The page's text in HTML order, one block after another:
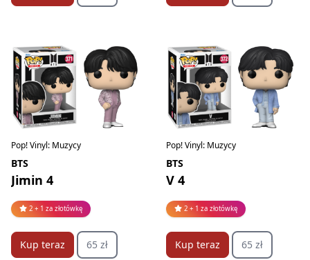
Pop! Vinyl: Muzycy
BTS
Jimin 4
2 + 1 za złotówkę
Kup teraz 65 zł
Pop! Vinyl: Muzycy
BTS
V 4
2 + 1 za złotówkę
Kup teraz 65 zł